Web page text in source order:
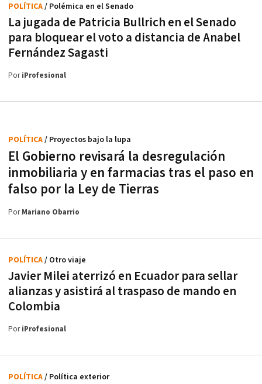
La jugada de Patricia Bullrich en el Senado
para bloquear el voto a distancia de Anabel
Fernández Sagasti
POLÍTICA/ Polémica en el Senado
PoriProfesional
El Gobierno revisará la desregulación
inmobiliaria y en farmacias tras el paso en
falso por la Ley de Tierras
POLÍTICA/ Proyectos bajo la lupa
PorMariano Obarrio
Javier Milei aterrizó en Ecuador para sellar
alianzas y asistirá al traspaso de mando en
Colombia
POLÍTICA/ Otro viaje
PoriProfesional
POLÍTICA/ Política exterior